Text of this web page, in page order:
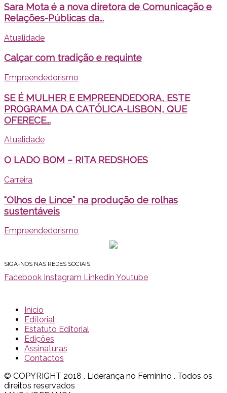
Sara Mota é a nova diretora de Comunicação e
Relações-Públicas da...
Atualidade
Calçar com tradição e requinte
Empreendedorismo
SE É MULHER E EMPREENDEDORA, ESTE
PROGRAMA DA CATÓLICA-LISBON, QUE
OFERECE...
Atualidade
O LADO BOM – RITA REDSHOES
Carreira
“Olhos de Lince” na produção de rolhas
sustentáveis
Empreendedorismo
SIGA-NOS NAS REDES SOCIAIS:
Facebook Instagram Linkedin Youtube
Início
Editorial
Estatuto Editorial
Edições
Assinaturas
Contactos
© COPYRIGHT 2018 . Liderança no Feminino . Todos os
direitos reservados